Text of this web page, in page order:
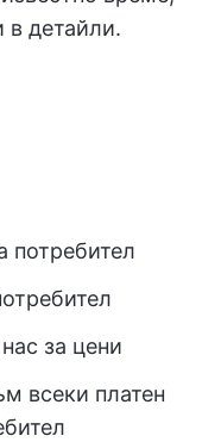
в детайли.
потребител
за цени
всеки платен